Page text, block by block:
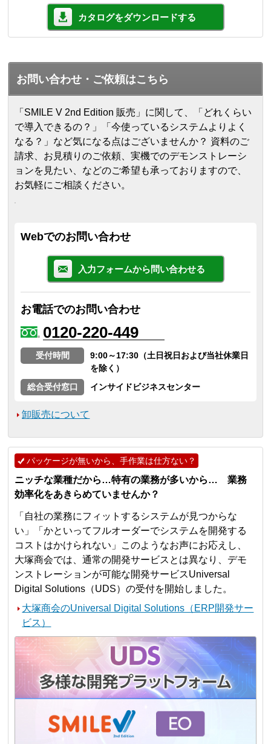
カタログをダウンロードする
お問い合わせ・ご依頼はこちら
「SMILE V 2nd Edition 販売」に関して、「どれくらい
で導入できるの？」「今使っているシステムよりよく
なる？」など気になる点はございませんか？ 資料のご
請求、お見積りのご依頼、実機でのデモンストレーシ
ョンを見たい、などのご希望も承っておりますので、
お気軽にご相談ください。
Webでのお問い合わせ
入力フォームから問い合わせる
お電話でのお問い合わせ
0120-220-449
受付時間
9:00～17:30（土日祝日および当社休業日
を除く）
総合受付窓口
インサイドビジネスセンター
卸販売について
パッケージが無いから、手作業は仕方ない？
ニッチな業種だから…特有の業務が多いから… 業務
効率化をあきらめていませんか？
「自社の業務にフィットするシステムが見つからな
い」「かといってフルオーダーでシステムを開発する
コストはかけられない」このようなお声にお応えし、
大塚商会では、通常の開発サービスとは異なり、デモ
ンストレーションが可能な開発サービスUniversal
Digital Solutions（UDS）の受付を開始しました。
大塚商会のUniversal Digital Solutions（ERP開発サー
ビス）